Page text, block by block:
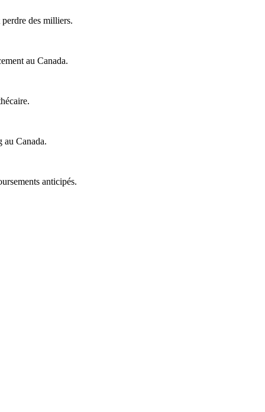
des milliers.
au Canada.
au Canada.
anticipés.